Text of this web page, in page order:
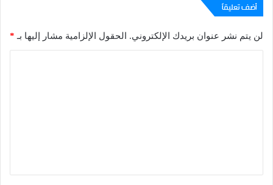
أضف تعليقاً
لن يتم نشر عنوان بريدك الإلكتروني. الحقول الإلزامية مشار إليها بـ *